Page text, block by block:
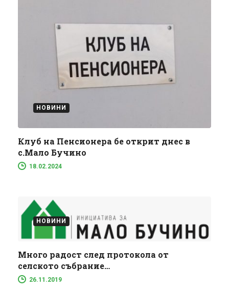
НОВИНИ
Клуб на Пенсионера бе открит днес в
с.Мало Бучино
18.02.2024
НОВИНИ
Много радост след протокола от
селското събрание…
26.11.2019